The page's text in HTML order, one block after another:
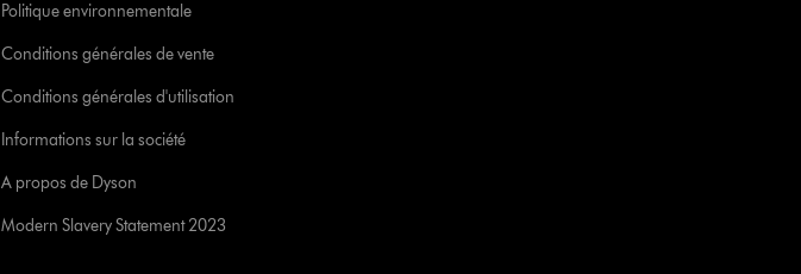
Politique environnementale
Conditions générales de vente
Conditions générales d'utilisation
Informations sur la société
A propos de Dyson
Modern Slavery Statement 2023